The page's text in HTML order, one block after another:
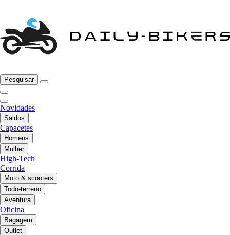
Pesquisar
Novidades
Saldos
Capacetes
Homens
Mulher
High-Tech
Corrida
Moto & scooters
Todo-terreno
Aventura
Oficina
Bagagem
Outlet